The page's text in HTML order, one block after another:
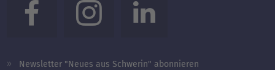
Newsletter "Neues aus Schwerin" abonnieren